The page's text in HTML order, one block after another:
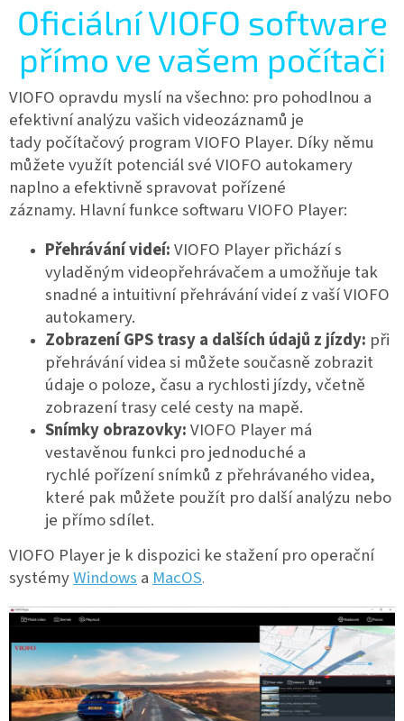
Oficiální VIOFO software
přímo ve vašem počítači
VIOFO opravdu myslí na všechno: pro pohodlnou a
efektivní analýzu vašich videozáznamů je
tady počítačový program VIOFO Player. Díky němu
můžete využít potenciál své VIOFO autokamery
naplno a efektivně spravovat pořízené
záznamy. Hlavní funkce softwaru VIOFO Player:
Přehrávání videí:VIOFO Player přichází s
vyladěným videopřehrávačem a umožňuje tak
snadné a intuitivní přehrávání videí z vaší VIOFO
autokamery.
Zobrazení GPS trasy a dalších údajů z jízdy: při
přehrávání videa si můžete současně zobrazit
údaje o poloze, času a rychlosti jízdy, včetně
zobrazení trasy celé cesty na mapě.
Snímky obrazovky:VIOFO Player má
vestavěnou funkci pro jednoduché a
rychlé pořízení snímků z přehrávaného videa,
které pak můžete použít pro další analýzu nebo
je přímo sdílet.
VIOFO Player je k dispozici ke stažení pro operační
systémyWindows a MacOS.